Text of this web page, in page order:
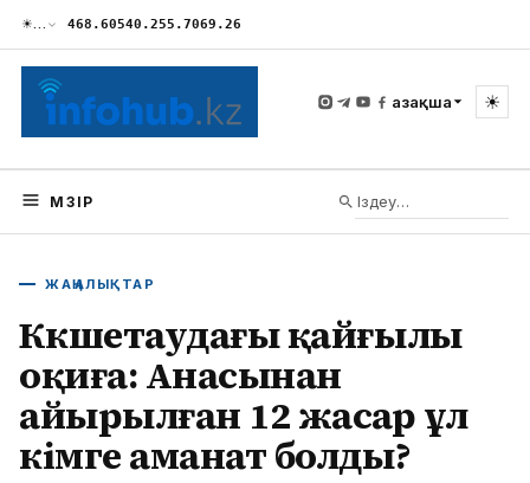
☀… 468.60540.255.7069.26
Қазақша ☀
МӘЗІР
ЖАҢАЛЫҚТАР
Көкшетаудағы қайғылы
оқиға: Анасынан
айырылған 12 жасар ұл
кімге аманат болды?